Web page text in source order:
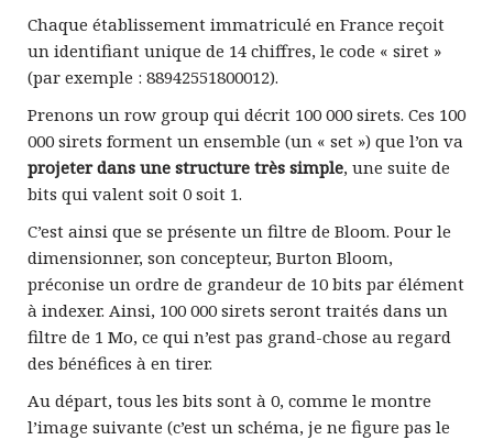
Chaque établissement immatriculé en France reçoit
un identifiant unique de 14 chiffres, le code « siret »
(par exemple : 88942551800012).
Prenons un row group qui décrit 100 000 sirets. Ces 100
000 sirets forment un ensemble (un « set ») que l’on va
projeter dans une structure très simple, une suite de
bits qui valent soit 0 soit 1.
C’est ainsi que se présente un filtre de Bloom. Pour le
dimensionner, son concepteur, Burton Bloom,
préconise un ordre de grandeur de 10 bits par élément
à indexer. Ainsi, 100 000 sirets seront traités dans un
filtre de 1 Mo, ce qui n’est pas grand-chose au regard
des bénéfices à en tirer.
Au départ, tous les bits sont à 0, comme le montre
l’image suivante (c’est un schéma, je ne figure pas le